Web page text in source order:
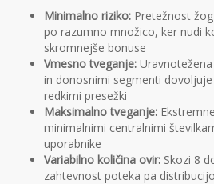
Minimalno riziko: Pretežnost
po razumno množico, ker nudi
skromnejše bonuse
Vmesno tveganje:
in donosnimi segmenti
redkimi presežki
Maksimalno tveganje:
minimalnimi centralnimi
uporabnike
Variabilno količina ovir: Skozi 8
zahtevnost poteka pa